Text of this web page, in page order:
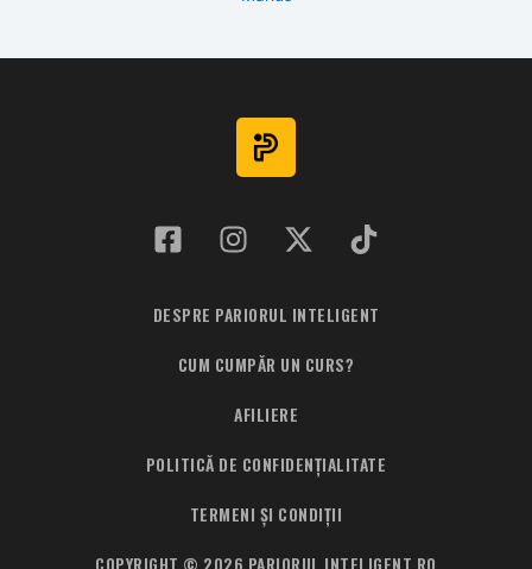
DESPRE PARIORUL INTELIGENT
CUM CUMPĂR UN CURS?
AFILIERE
POLITICĂ DE CONFIDENȚIALITATE
TERMENI ȘI CONDIȚII
COPYRIGHT © 2026 PARIORUL INTELIGENT.RO